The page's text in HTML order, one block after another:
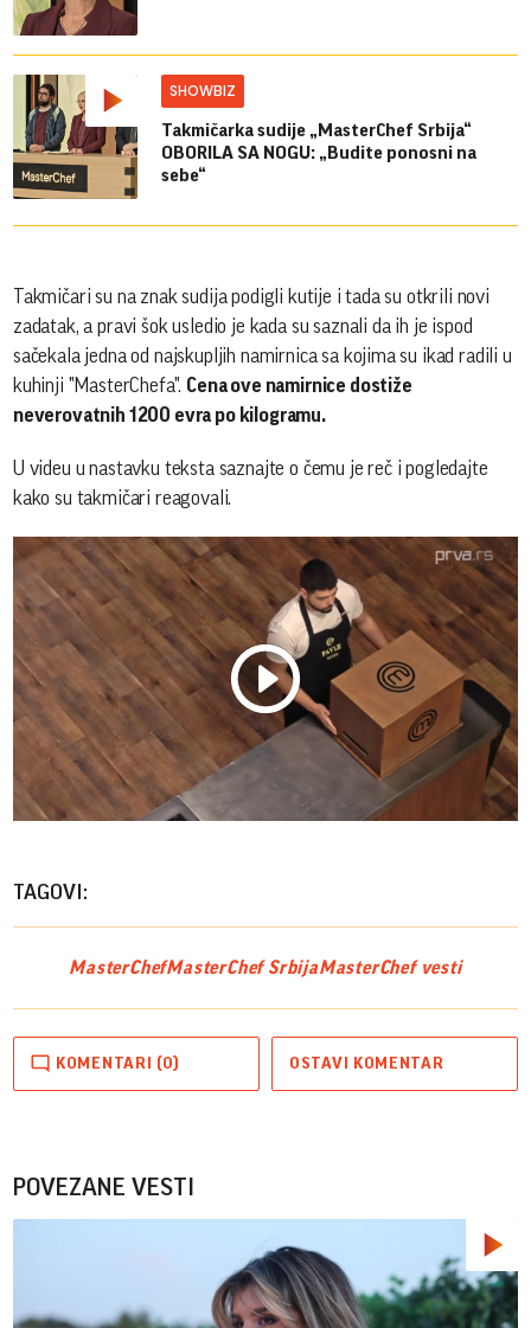
SHOWBIZ
Takmičarka sudije „MasterChef Srbija“
OBORILA SA NOGU: „Budite ponosni na
sebe“
Takmičari su na znak sudija podigli kutije i tada su otkrili novi
zadatak, a pravi šok usledio je kada su saznali da ih je ispod
sačekala jedna od najskupljih namirnica sa kojima su ikad radili u
kuhinji "MasterChefa". Cena ove namirnice dostiže
neverovatnih 1200 evra po kilogramu.
U videu u nastavku teksta saznajte o čemu je reč i pogledajte
kako su takmičari reagovali.
Play
TAGOVI:
MasterChefMasterChef SrbijaMasterChef vesti
KOMENTARI (0) OSTAVI KOMENTAR
POVEZANE VESTI